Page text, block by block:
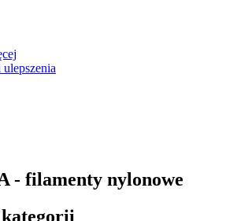
- filamenty nylonowe
kategorii